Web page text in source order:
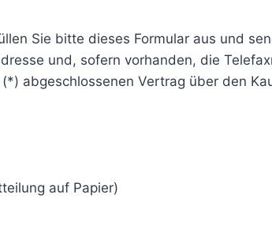
Sie bitte dieses Formular aus und
und, sofern vorhanden, die
abgeschlossenen Vertrag über den
auf Papier)